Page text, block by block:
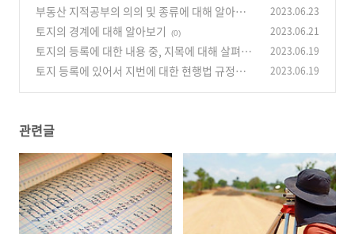
부동산 지적공부의 의의 및 종류에 대해 알아보기
(0)
2023.06.23
토지의 경계에 대해 알아보기 (0) 2023.06.21
토지의 등록에 대한 내용 중, 지목에 대해 살펴보
기
(0)
2023.06.19
토지 등록에 있어서 지번에 대한 현행법 규정과
2023.06.19
관련글